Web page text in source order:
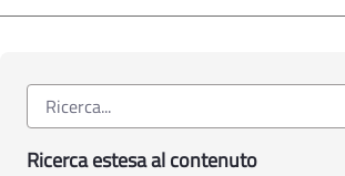
Ricerca estesa al contenuto